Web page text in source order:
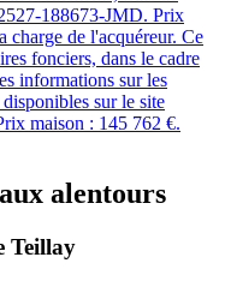
188673-JMD. Prix
charge de l'acquéreur. Ce
fonciers, dans le cadre
informations sur les
sur le site
maison : 145 762 €.
alentours
Teillay